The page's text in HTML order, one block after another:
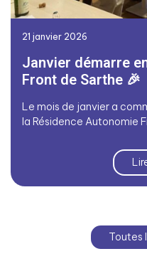
21 janvier 2026
Janvier démarre
Front de Sarthe 🎉
Le mois de janvier a
la Résidence Autonomie
Toutes